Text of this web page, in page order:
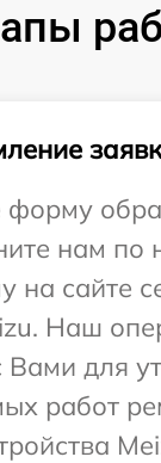
форму
нам по
на сайте
Наш
Вами для
работ